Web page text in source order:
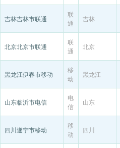
吉林吉林市联通
联
通
吉林
北京北京市联通
联
通
北京
黑龙江伊春市移动
移
动
黑龙江
山东临沂市电信
电
信
山东
四川遂宁市移动
移
动
四川